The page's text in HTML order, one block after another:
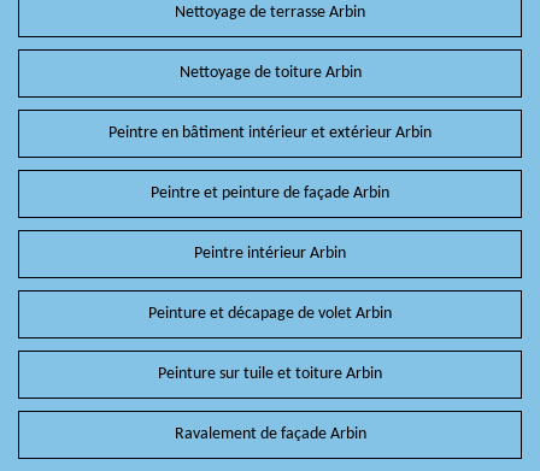
Nettoyage de terrasse Arbin
Nettoyage de toiture Arbin
Peintre en bâtiment intérieur et extérieur Arbin
Peintre et peinture de façade Arbin
Peintre intérieur Arbin
Peinture et décapage de volet Arbin
Peinture sur tuile et toiture Arbin
Ravalement de façade Arbin